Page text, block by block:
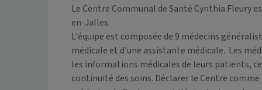
Le Centre Communal de Santé Cynthia Fleury
en-Jalles.
L'équipe est composée de 9 médecins
médicale et d'une assistante médicale.  Les
les informations médicales de leurs patients,
continuité des soins. Déclarer le Centre